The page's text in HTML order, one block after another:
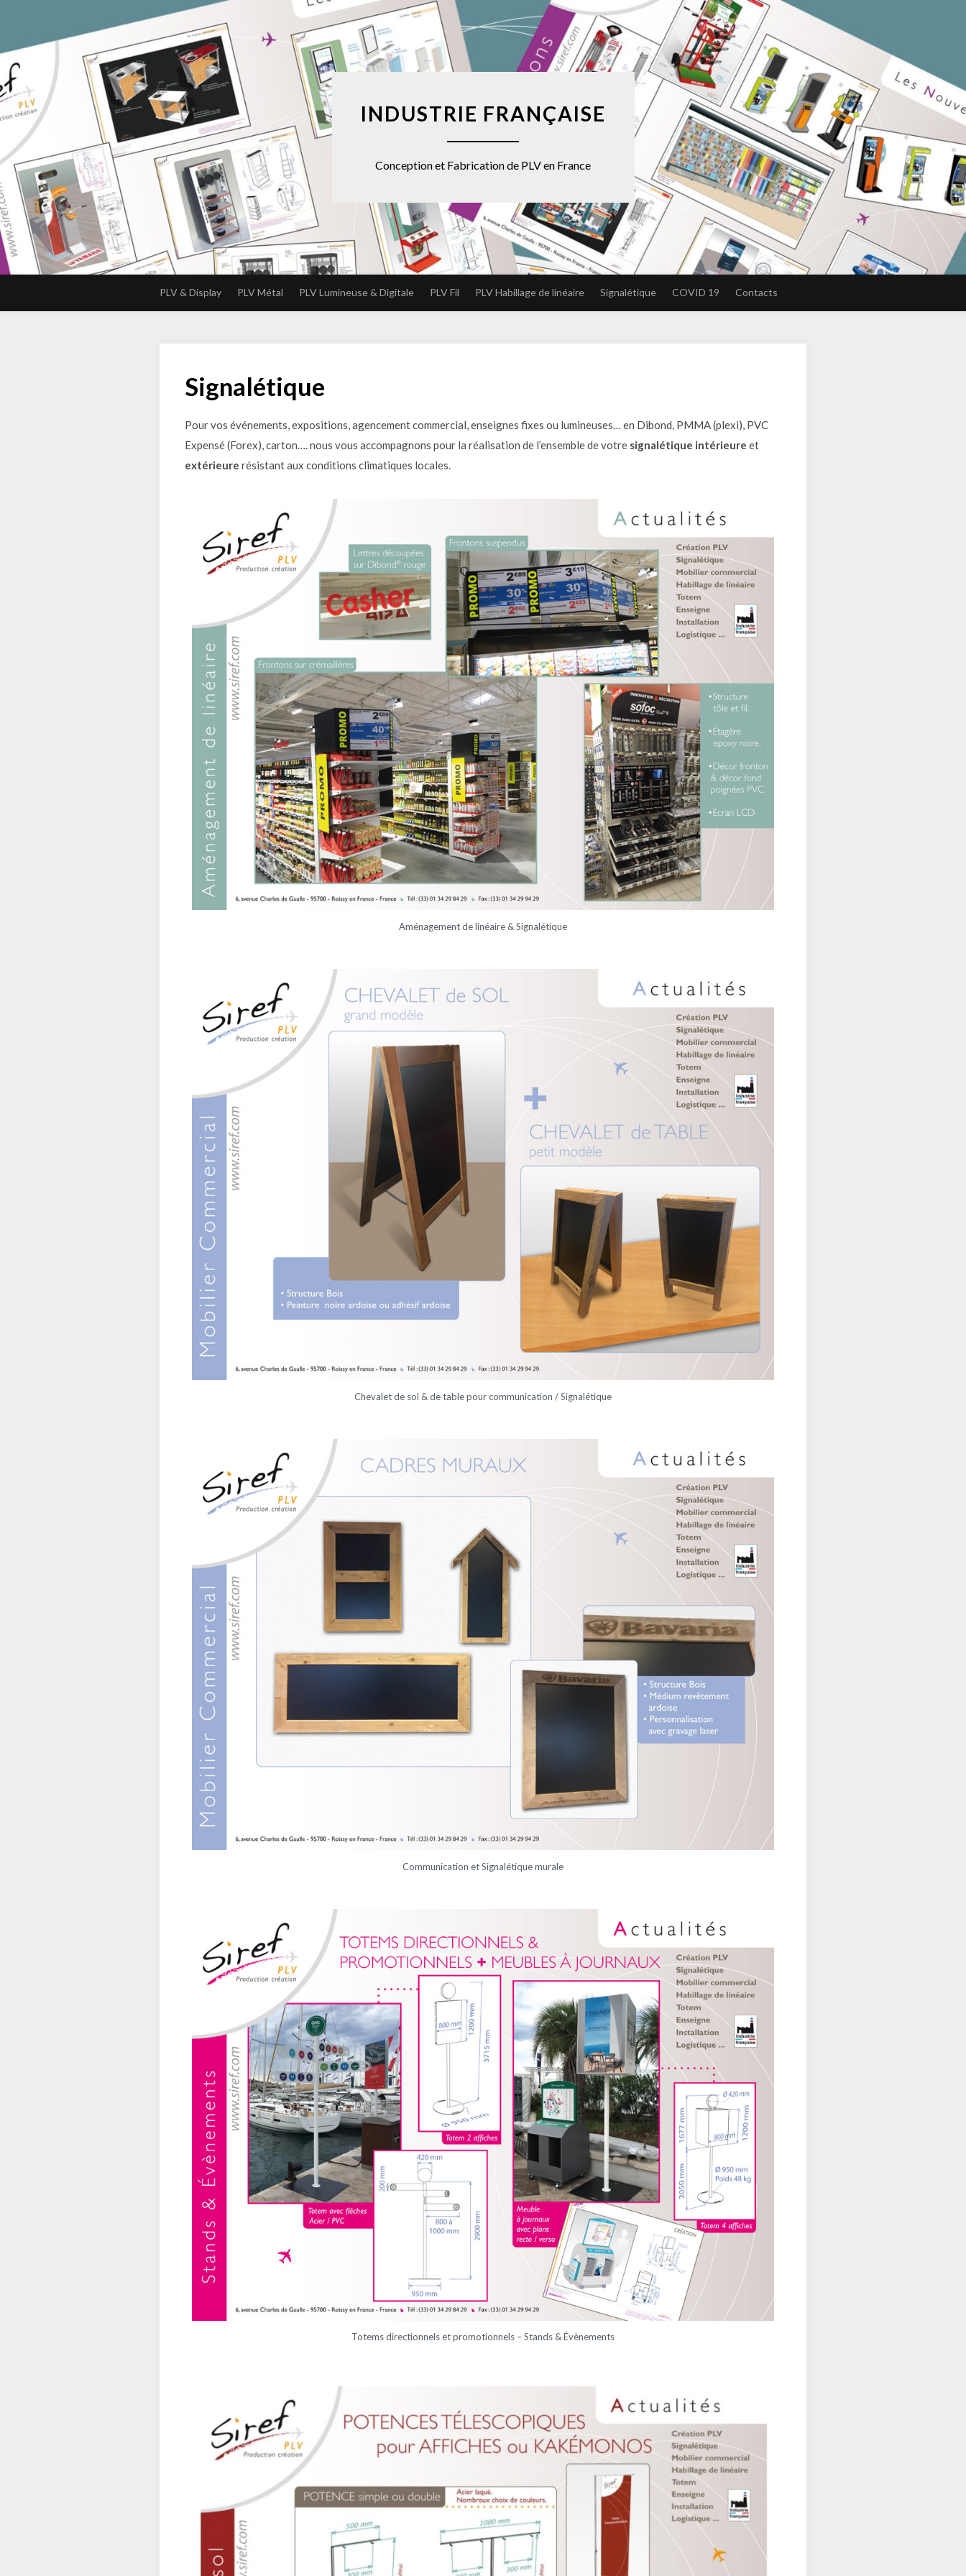
INDUSTRIE FRANÇAISE
Conception et Fabrication de PLV en France
PLV & Display PLV Métal PLV Lumineuse & Digitale PLV Fil PLV Habillage de linéaire Signalétique COVID 19 Contacts
Signalétique
Pour vos événements, expositions, agencement commercial, enseignes fixes ou lumineuses… en Dibond, PMMA (plexi), PVC
Expensé (Forex), carton…. nous vous accompagnons pour la réalisation de l’ensemble de votre signalétique intérieure et
extérieure résistant aux conditions climatiques locales.
Aménagement de linéaire & Signalétique
Chevalet de sol & de table pour communication / Signalétique
Communication et Signalétique murale
Totems directionnels et promotionnels – Stands & Évènements